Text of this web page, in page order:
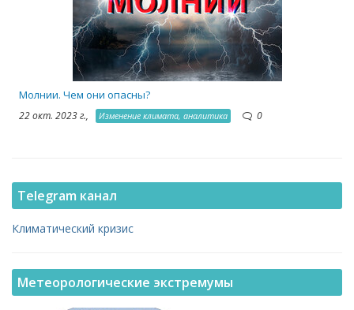
Молнии. Чем они опасны?
22 окт. 2023 г., Изменение климата, аналитика 0
Telegram канал
Климатический кризис
Метеорологические экстремумы